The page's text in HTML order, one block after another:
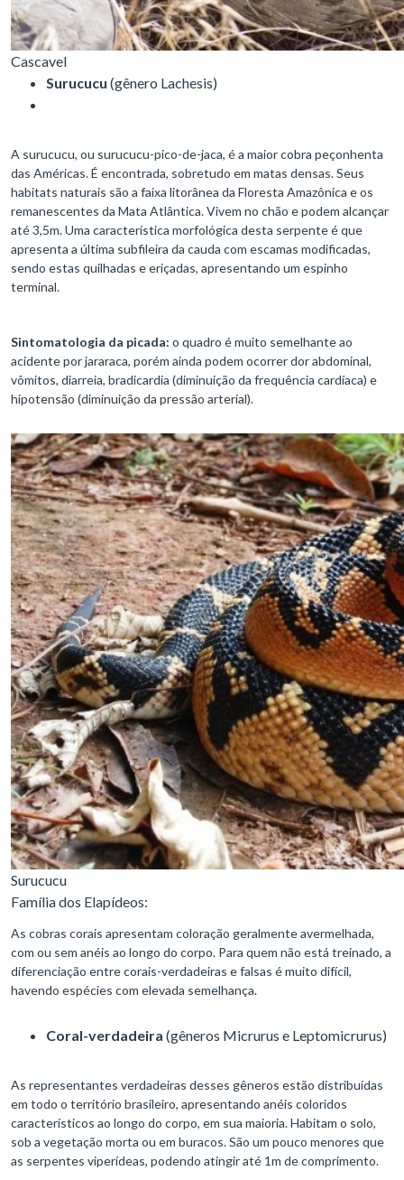
Cascavel
Surucucu (gênero Lachesis)
A surucucu, ou surucucu-pico-de-jaca, é a maior cobra peçonhenta
das Américas. É encontrada, sobretudo em matas densas. Seus
habitats naturais são a faixa litorânea da Floresta Amazônica e os
remanescentes da Mata Atlântica. Vivem no chão e podem alcançar
até 3,5m. Uma característica morfológica desta serpente é que
apresenta a última subfileira da cauda com escamas modificadas,
sendo estas quilhadas e eriçadas, apresentando um espinho
terminal.
Sintomatologia da picada: o quadro é muito semelhante ao
acidente por jararaca, porém ainda podem ocorrer dor abdominal,
vômitos, diarreia, bradicardia (diminuição da frequência cardíaca) e
hipotensão (diminuição da pressão arterial).
Surucucu
Família dos Elapídeos:
As cobras corais apresentam coloração geralmente avermelhada,
com ou sem anéis ao longo do corpo. Para quem não está treinado, a
diferenciação entre corais-verdadeiras e falsas é muito difícil,
havendo espécies com elevada semelhança.
Coral-verdadeira (gêneros Micrurus e Leptomicrurus)
As representantes verdadeiras desses gêneros estão distribuídas
em todo o território brasileiro, apresentando anéis coloridos
característicos ao longo do corpo, em sua maioria. Habitam o solo,
sob a vegetação morta ou em buracos. São um pouco menores que
as serpentes viperídeas, podendo atingir até 1m de comprimento.